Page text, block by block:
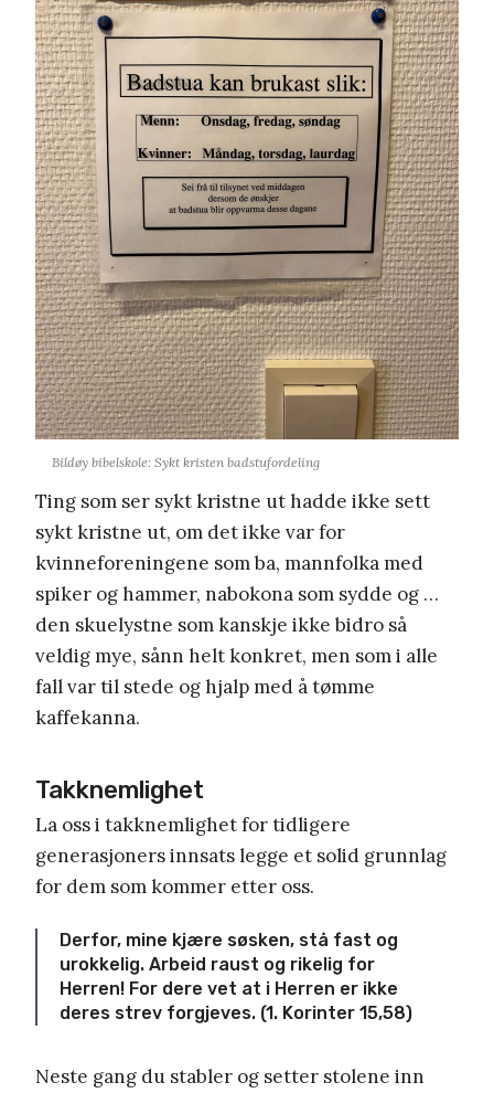
Bildøy bibelskole: Sykt kristen badstufordeling
Ting som ser sykt kristne ut hadde ikke sett
sykt kristne ut, om det ikke var for
kvinneforeningene som ba, mannfolka med
spiker og hammer, nabokona som sydde og …
den skuelystne som kanskje ikke bidro så
veldig mye, sånn helt konkret, men som i alle
fall var til stede og hjalp med å tømme
kaffekanna.
Takknemlighet
La oss i takknemlighet for tidligere
generasjoners innsats legge et solid grunnlag
for dem som kommer etter oss.
Derfor, mine kjære søsken, stå fast og
urokkelig. Arbeid raust og rikelig for
Herren! For dere vet at i Herren er ikke
deres strev forgjeves. (1. Korinter 15,58)
Neste gang du stabler og setter stolene inn